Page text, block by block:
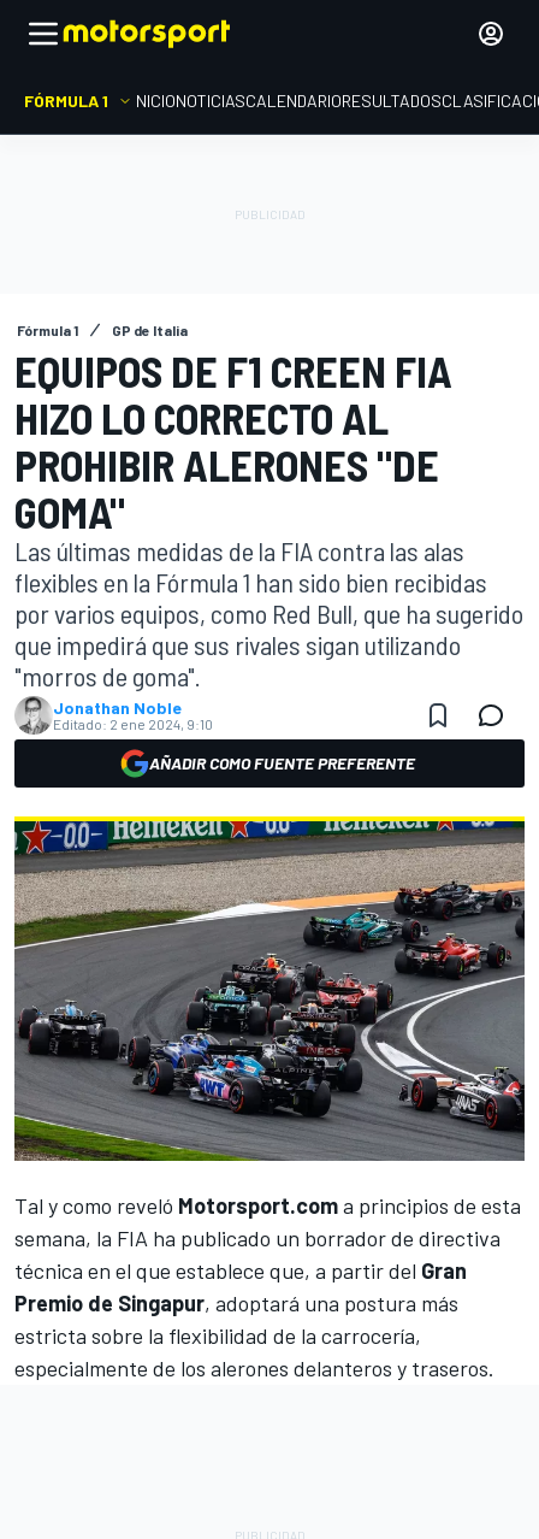
FÓRMULA 1 INICIONOTICIASCALENDARIORESULTADOS
Fórmula 1 GP de Italia
EQUIPOS DE F1 CREEN FIA
HIZO LO CORRECTO AL
PROHIBIR ALERONES "DE
GOMA"
Las últimas medidas de la FIA contra las alas
flexibles en la Fórmula 1 han sido bien recibidas
por varios equipos, como Red Bull, que ha sugerido
que impedirá que sus rivales sigan utilizando
"morros de goma".
Jonathan Noble
Editado: 2 ene 2024, 9:10
AÑADIR COMO FUENTE PREFERENTE
Tal y como reveló Motorsport.coma principios de esta
semana, la FIA ha publicado un borrador de directiva
técnica en el que establece que, a partir del Gran
Premio de Singapur, adoptará una postura más
estricta sobre la flexibilidad de la carrocería,
especialmente de los alerones delanteros y traseros.